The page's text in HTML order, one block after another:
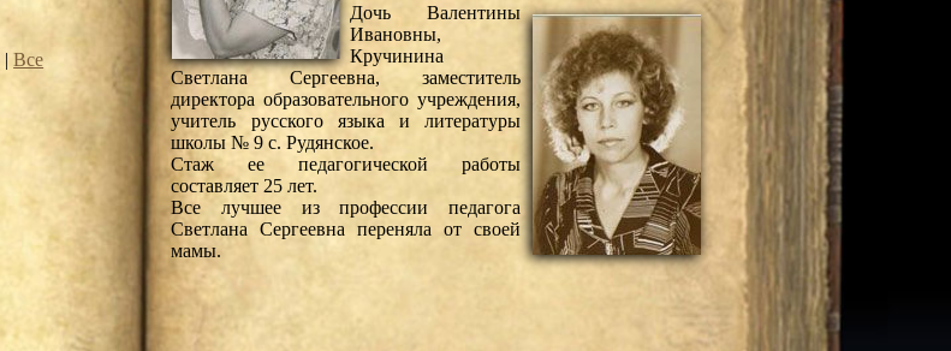
|Все
Дочь Валентины
Ивановны,
Кручинина
Светлана Сергеевна, заместитель
директора образовательного учреждения,
учитель русского языка и литературы
школы № 9 с. Рудянское.
Стаж ее педагогической работы
составляет 25 лет.
Все лучшее из профессии педагога
Светлана Сергеевна переняла от своей
мамы.